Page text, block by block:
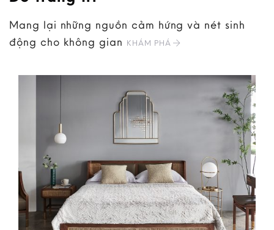
Mang lại những nguồn cảm hứng và nét sinh
động cho không gian KHÁM PHÁ